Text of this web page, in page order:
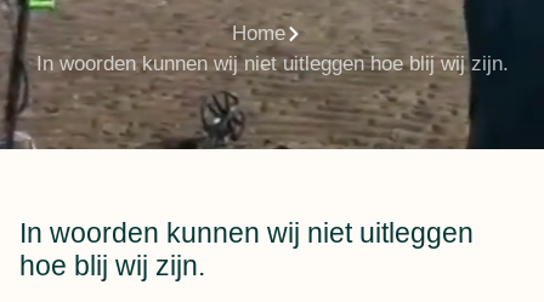
Home
In woorden kunnen wij niet uitleggen hoe blij wij zijn.
In woorden kunnen wij niet uitleggen
hoe blij wij zijn.